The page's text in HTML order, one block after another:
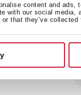
content and
with our social media,
or that they’ve